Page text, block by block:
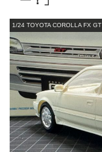
1/24 TOYOTA COROLLA FX GT